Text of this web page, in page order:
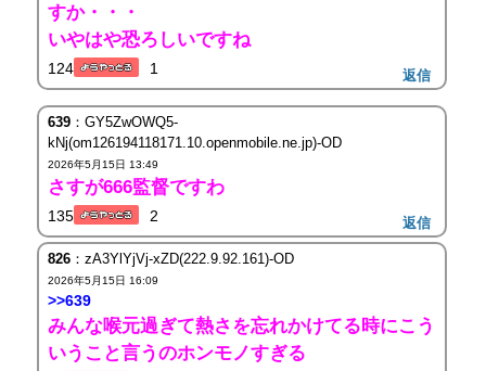
すか・・・
いやはや恐ろしいですね
124 1 返信
639：GY5ZwOWQ5-
kNj(om126194118171.10.openmobile.ne.jp)-OD
2026年5月15日 13:49
さすが666監督ですわ
135 2 返信
826：zA3YlYjVj-xZD(222.9.92.161)-OD
2026年5月15日 16:09
>>639
みんな喉元過ぎて熱さを忘れかけてる時にこう
いうこと言うのホンモノすぎる